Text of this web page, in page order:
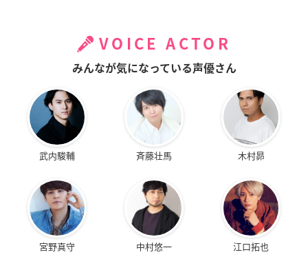
VOICE ACTOR
みんなが気になっている声優さん
武内駿輔 斉藤壮馬 木村昴
宮野真守 中村悠一 江口拓也